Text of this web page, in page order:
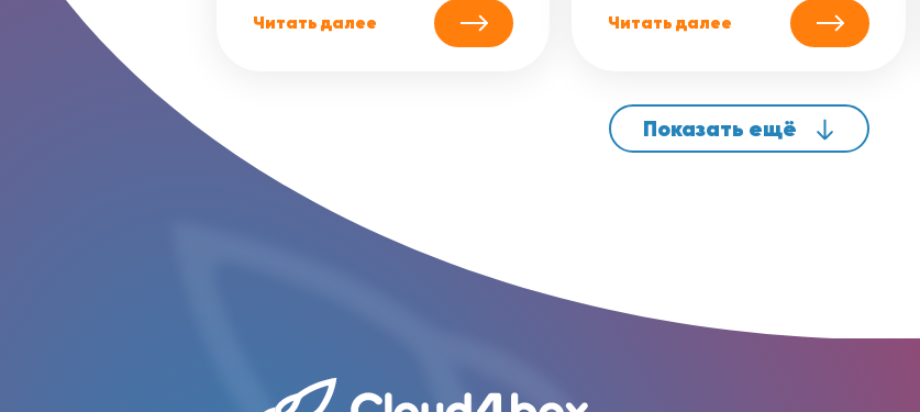
Читать далее Читать далее
Показать ещё